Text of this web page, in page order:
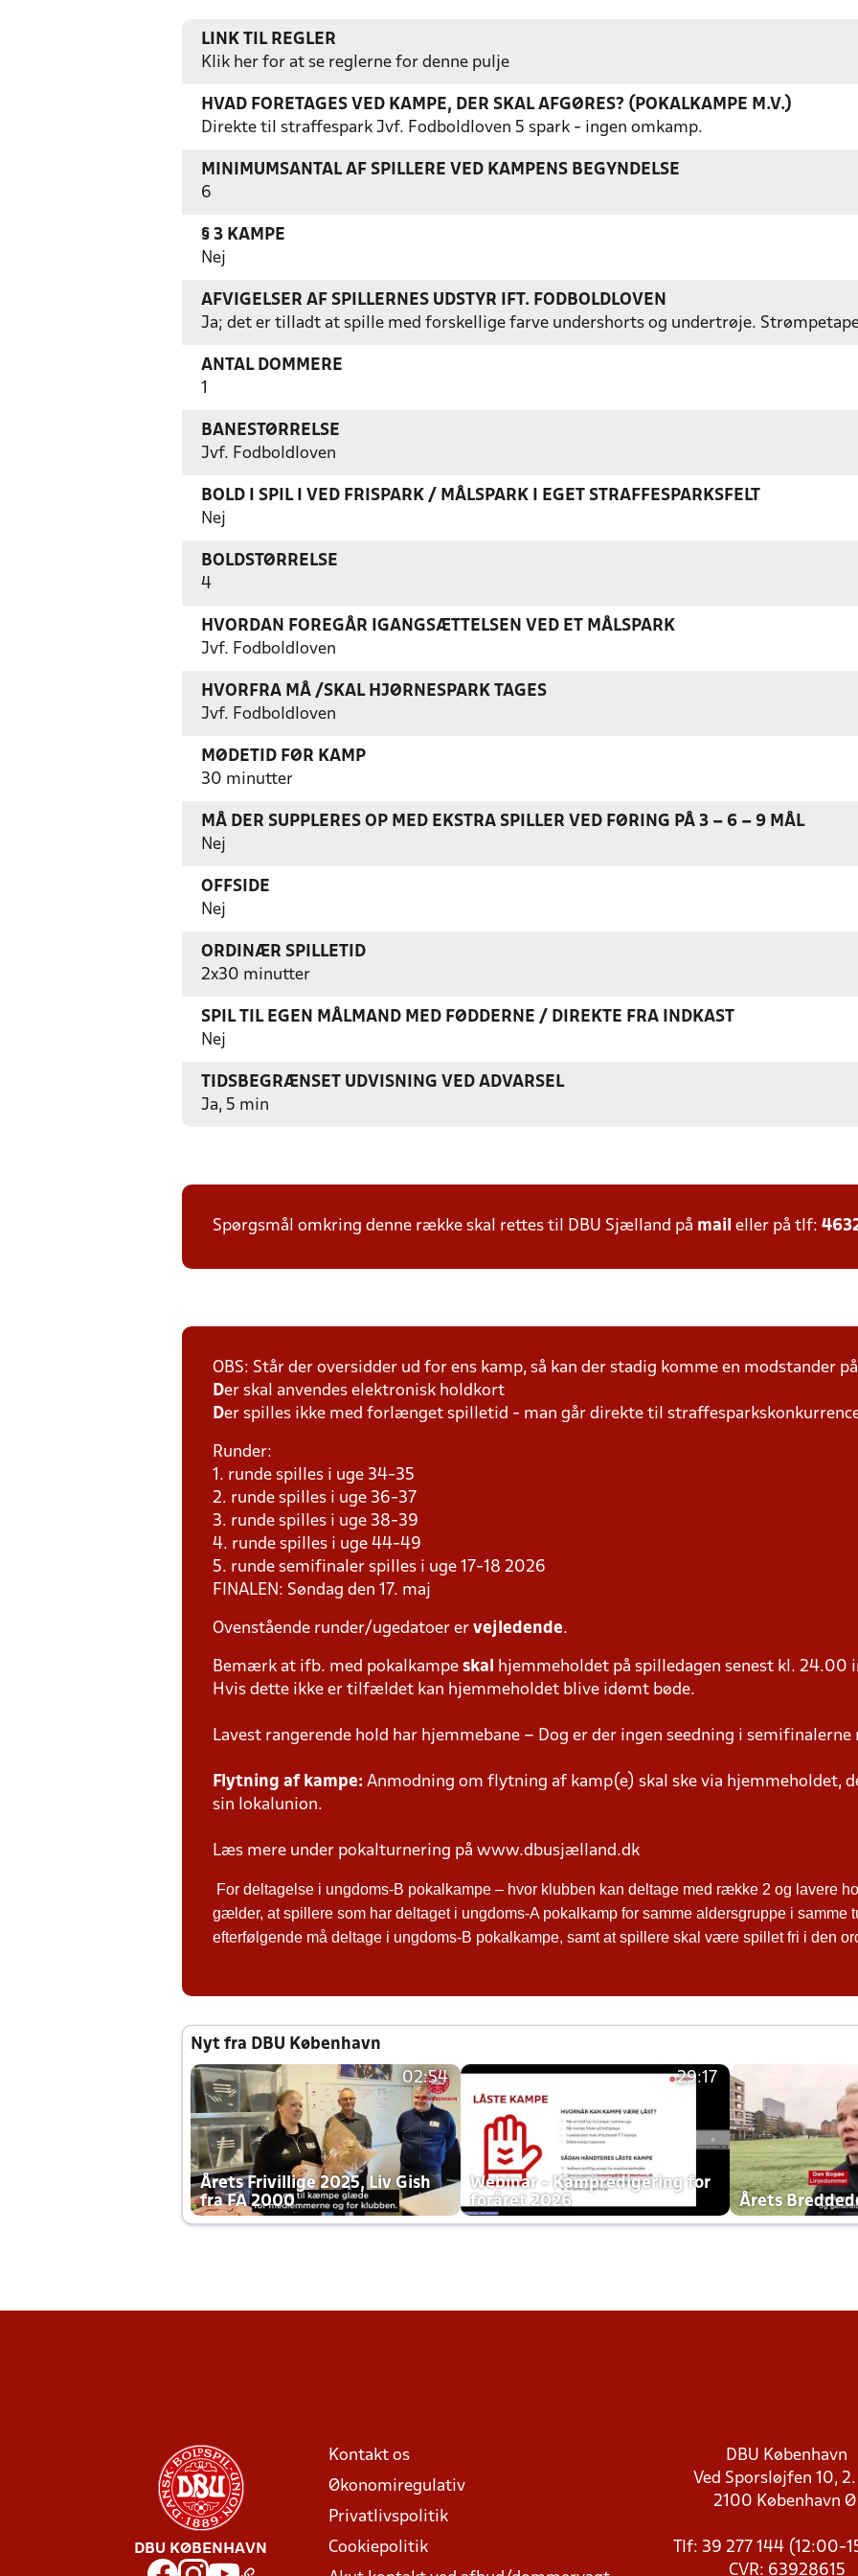
LINK TIL REGLER
Klik her for at se reglerne for denne pulje
HVAD FORETAGES VED KAMPE, DER SKAL AFGØRES? (POKALKAMPE M.V.)
Direkte til straffespark Jvf. Fodboldloven 5 spark - ingen omkamp.
MINIMUMSANTAL AF SPILLERE VED KAMPENS BEGYNDELSE
6
§ 3 KAMPE
Nej
AFVIGELSER AF SPILLERNES UDSTYR IFT. FODBOLDLOVEN
Ja; det er tilladt at spille med forskellige farve undershorts og undertrøje.
ANTAL DOMMERE
1
BANESTØRRELSE
Jvf. Fodboldloven
BOLD I SPIL I VED FRISPARK / MÅLSPARK I EGET STRAFFESPARKSFELT
Nej
BOLDSTØRRELSE
4
HVORDAN FOREGÅR IGANGSÆTTELSEN VED ET MÅLSPARK
Jvf. Fodboldloven
HVORFRA MÅ /SKAL HJØRNESPARK TAGES
Jvf. Fodboldloven
MØDETID FØR KAMP
30 minutter
MÅ DER SUPPLERES OP MED EKSTRA SPILLER VED FØRING PÅ 3 – 6 – 9 MÅL
Nej
OFFSIDE
Nej
ORDINÆR SPILLETID
2x30 minutter
SPIL TIL EGEN MÅLMAND MED FØDDERNE / DIREKTE FRA INDKAST
Nej
TIDSBEGRÆNSET UDVISNING VED ADVARSEL
Ja, 5 min
Spørgsmål omkring denne række skal rettes til DBU Sjælland på mail eller på tlf:
OBS: Står der oversidder ud for ens kamp, så kan der stadig komme en modstander
Der skal anvendes elektronisk holdkort
Der spilles ikke med forlænget spilletid - man går direkte til
Runder:
1. runde spilles i uge 34-35
2. runde spilles i uge 36-37
3. runde spilles i uge 38-39
4. runde spilles i uge 44-49
5. runde semifinaler spilles i uge 17-18 2026
FINALEN: Søndag den 17. maj
Ovenstående runder/ugedatoer er vejledende.
Bemærk at ifb. med pokalkampe skal
hjemmeholdet på spilledagen senest kl. 24.00
Hvis dette ikke er tilfældet kan hjemmeholdet blive idømt bøde.
Lavest rangerende hold har hjemmebane – Dog er der ingen seedning i
Flytning af kampe: Anmodning om flytning af kamp(e) skal ske via hjemmeholdet,
sin lokalunion.
Læs mere under pokalturnering på www.dbusjælland.dk
For deltagelse i ungdoms-B pokalkampe – hvor klubben kan deltage med række 2 og lavere
gælder, at spillere som har deltaget i ungdoms-A pokalkamp for samme aldersgruppe i samme
efterfølgende må deltage i ungdoms-B pokalkampe, samt at spillere skal være spillet fri i den
Nyt fra DBU København
02:54
Årets Frivillige 2025, Liv Gish
fra FA 2000
29:17
Webinar - Kampredigering for
foråret 2026
Årets
DBU KØBENHAVN
Kontakt os
Økonomiregulativ
Privatlivspolitik
Cookiepolitik
DBU København
Ved Sporsløjfen 10, 2.
2100 København Ø
Tlf: 39 277 144 (12:00-
CVR: 63928615